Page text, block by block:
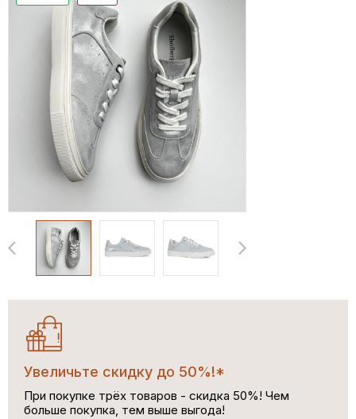
Увеличьте скидку до 50%!*
При покупке трёх товаров - скидка 50%! Чем
больше покупка, тем выше выгода!